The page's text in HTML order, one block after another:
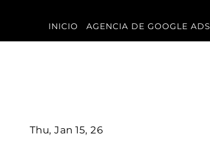
INICIO AGENCIA DE GOOGLE ADS
Thu, Jan 15, 26